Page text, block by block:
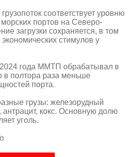
соответствует уровню
морских портов на Северо-
загрузки сохраняется, в том
экономических стимулов у
года ММТП обрабатывал в
в полтора раза меньше
порта.
грузы: железорудный
кокс. Основную долю
уголь.